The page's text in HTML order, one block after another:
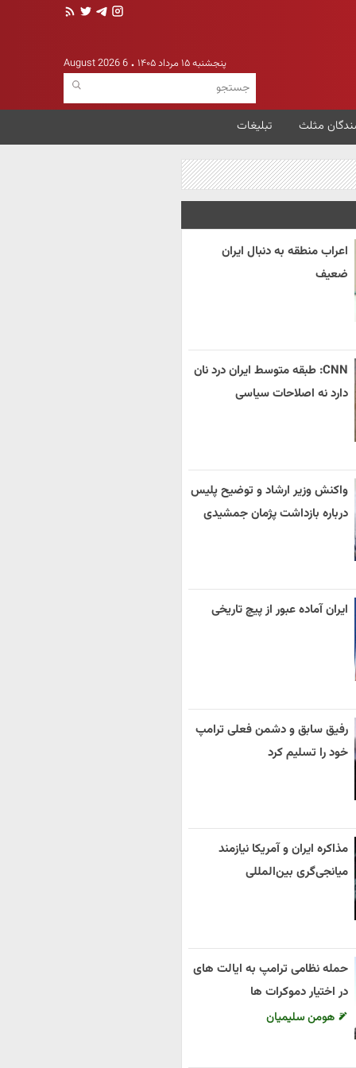
پنجشنبه ۱۵ مرداد ۱۴۰۵ 6 August 2026
مثلث تبلیغات
اعراب منطقه به دنبال ایران
ضعیف
CNN: طبقه متوسط ایران درد نان
دارد نه اصلاحات سیاسی
واکنش وزیر ارشاد و توضیح پلیس
درباره بازداشت پژمان جمشیدی
ایران آماده عبور از پیچ تاریخی
رفیق سابق و دشمن فعلی ترامپ
خود را تسلیم کرد
مذاکره ایران و آمریکا نیازمند
میانجی‌گری بین‌المللی
حمله نظامی ترامپ به ایالت های
در اختیار دموکرات ها
هومن سلیمیان